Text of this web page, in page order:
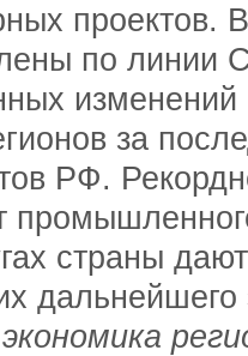
проектов.
по линии
изменений
за
РФ.
страны
дальнейшего